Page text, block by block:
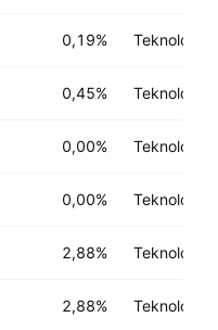
0,19% Teknologi
0,45% Teknologi
0,00% Teknologi
0,00% Teknologi
2,88% Teknologi
2,88% Teknologi